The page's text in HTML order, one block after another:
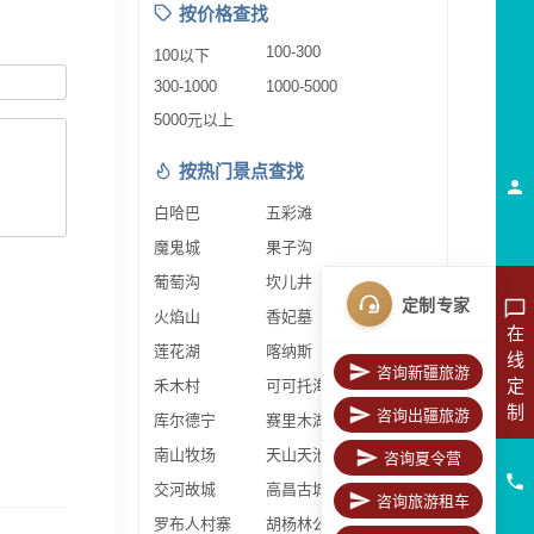
按价格查找
100以下
100-300
300-1000
1000-5000
5000元以上
按热门景点查找
白哈巴
五彩滩
魔鬼城
果子沟
葡萄沟
坎儿井
火焰山
香妃墓
莲花湖
喀纳斯
禾木村
可可托海
库尔德宁
赛里木湖
南山牧场
天山天池
交河故城
高昌古城
罗布人村寨
胡杨林公园
在
线
定
制
定制专家
咨询新疆旅游
咨询出疆旅游
咨询夏令营
咨询旅游租车